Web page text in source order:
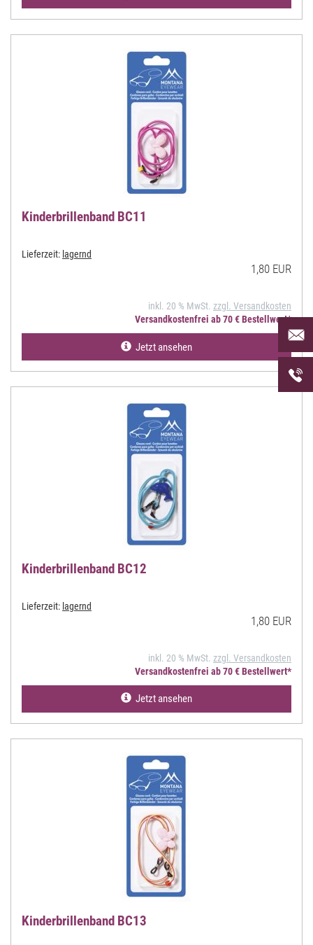
Kinderbrillenband BC11
Lieferzeit: lagernd
1,80 EUR
inkl. 20 % MwSt. zzgl. Versandkosten
Versandkostenfrei ab 70 € Bestellwert*
Jetzt ansehen
Kinderbrillenband BC12
Lieferzeit: lagernd
1,80 EUR
inkl. 20 % MwSt. zzgl. Versandkosten
Versandkostenfrei ab 70 € Bestellwert*
Jetzt ansehen
Kinderbrillenband BC13
Per
uns
uns